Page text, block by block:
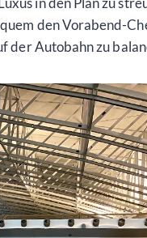
den Vorabend-
der Autobahn zu